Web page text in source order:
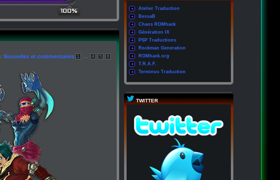
100%
1 4 5 6
Nouvelles et commentaires
Atelier Traduction
BessaB
Chaos ROMhack
Génération IX
PSP Traductions
Rockman Generation
ROMhack.org
T.R.A.F.
Terminus Traduction
TWITTER